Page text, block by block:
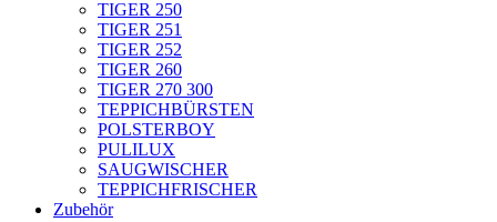
TIGER 250
TIGER 251
TIGER 252
TIGER 260
TIGER 270 300
TEPPICHBÜRSTEN
POLSTERBOY
PULILUX
SAUGWISCHER
TEPPICHFRISCHER
Zubehör